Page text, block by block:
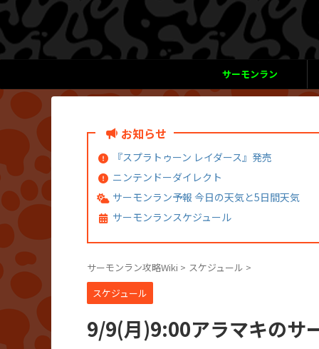
サーモンラン
お知らせ
『スプラトゥーン レイダース』発売
ニンテンドーダイレクト
サーモンラン予報 今日の天気と5日間天気
サーモンランスケジュール
サーモンラン攻略Wiki > スケジュール >
スケジュール
9/9(月)9:00アラマキのサ